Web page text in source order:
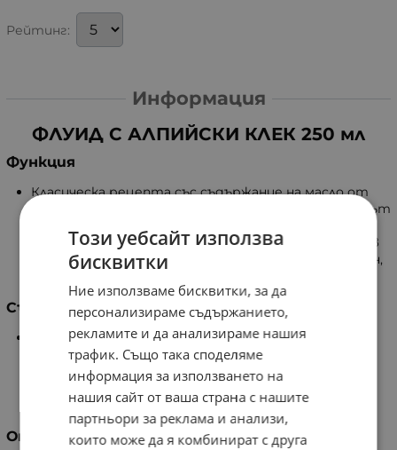
Рейтинг:
Информация
ФЛУИД С АЛПИЙСКИ КЛЕК 250 мл
Функция
Класическа рецепта със съдържание на масло от
алпийски клек, камфор, ментол и етанол. Ментолът
подходящ при натоварвания от спортен и битов
характер. Може да се прилага няколко пъти на ден,
Съставки
Aqua, Alcohol Denat., PEG-Hydrogenated Castor Oil,
Ethoxydiglycol, Propylene Glycol, Pinus Mugo Leaf Oi,
Camphor, Menthol, Sodium Chloride, Sodium Sulfate,
Parfum, Limonene, Coumarin, Cinnamal, CI 19140, CI
42090.
Опаковка
Този уебсайт използва
бисквитки
Ние използваме бисквитки, за да
персонализираме съдържанието,
рекламите и да анализираме нашия
трафик. Също така споделяме
информация за използването на
нашия сайт от ваша страна с нашите
партньори за реклама и анализи,
които може да я комбинират с друга